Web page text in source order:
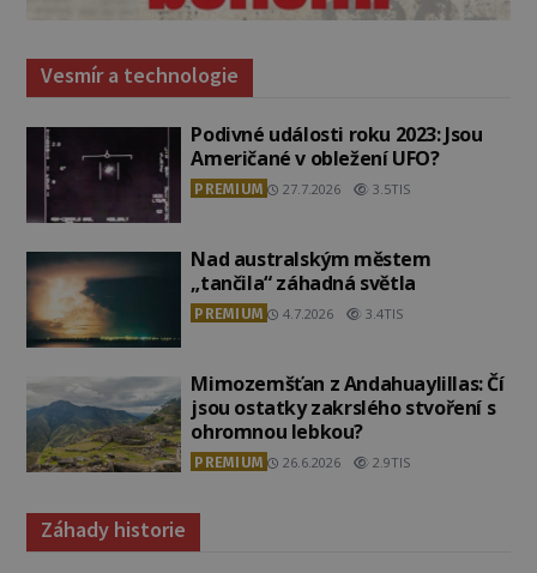
Vesmír a technologie
Podivné události roku 2023: Jsou
Američané v obležení UFO?
PREMIUM 27.7.2026 3.5TIS
Nad australským městem
„tančila“ záhadná světla
PREMIUM 4.7.2026 3.4TIS
Mimozemšťan z Andahuaylillas: Čí
jsou ostatky zakrslého stvoření s
ohromnou lebkou?
PREMIUM 26.6.2026 2.9TIS
Záhady historie